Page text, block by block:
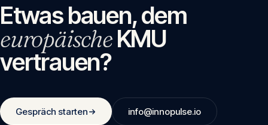
Etwas bauen, dem
europäischeKMU
vertrauen?
Gespräch starten info@innopulse.io